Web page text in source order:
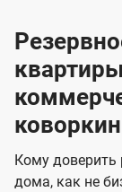
Кому доверить
дома, как не